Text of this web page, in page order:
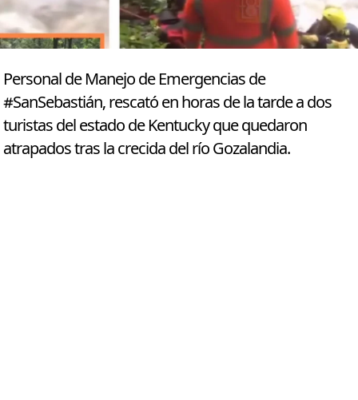
Personal de Manejo de Emergencias de
#SanSebastián, rescató en horas de la tarde a dos
turistas del estado de Kentucky que quedaron
atrapados tras la crecida del río Gozalandia.